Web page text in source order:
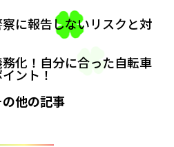
察に報告しないリスクと対
務化！自分に合った自転車
ント！
の他の記事